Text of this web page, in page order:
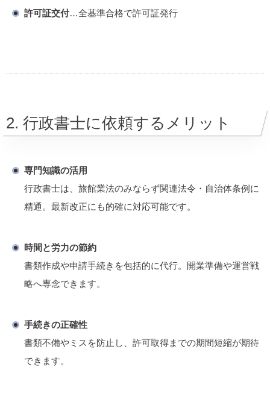
許可証交付…全基準合格で許可証発行
2. 行政書士に依頼するメリット
専門知識の活用
行政書士は、旅館業法のみならず関連法令・自治体条例に
精通。最新改正にも的確に対応可能です。
時間と労力の節約
書類作成や申請手続きを包括的に代行。開業準備や運営戦
略へ専念できます。
手続きの正確性
書類不備やミスを防止し、許可取得までの期間短縮が期待
できます。